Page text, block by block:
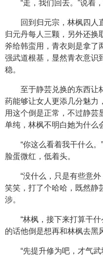
“走，我们回去。”说着
回到归元宗，林枫四人
归元丹每人三颗，另外还换
斧给韩蛮用，青衣则是拿了
强武道根基，显然青衣意识
稳。
至于静芸兑换的东西让
药能够让女人更添几分魅力
用这个倒是正常，不过静芸
单纯，林枫不明白她为什么
“你这么看着我干什么
脸蛋微红，低着头。
“没什么，只是有些意
笑笑，打了个哈哈，既然静
涉。
“林枫，接下来打算干
的话他倒是想再和林枫去黑
“先提升修为吧，才气